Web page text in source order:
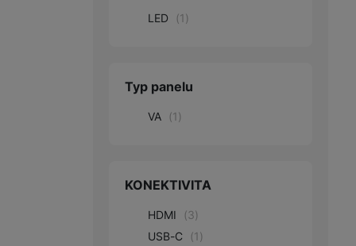
LED (1)
Typ panelu
VA (1)
KONEKTIVITA
HDMI (3)
USB-C
(1)